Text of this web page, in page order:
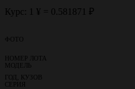
Курс: 1 ¥ = 0.581871 ₽
ФОТО
НОМЕР ЛОТА
МОДЕЛЬ
ГОД, КУЗОВ
СЕРИЯ